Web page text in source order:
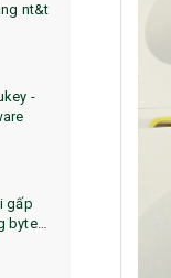
nt&t
-
gấp
byte